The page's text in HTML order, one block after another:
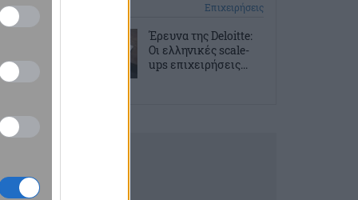
Επιχειρήσεις
Έρευνα της Deloitte:
Οι ελληνικές scale-
ups επιχειρήσεις...